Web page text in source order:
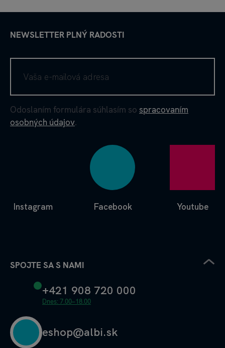
NEWSLETTER PLNÝ RADOSTI
Odoslaním formulára súhlasím so spracovaním
osobných údajov.
Facebook
Instagram Youtube
SPOJTE SA S NAMI
+421 908 720 000
Dnes: 7.00–18.00
eshop@albi.sk